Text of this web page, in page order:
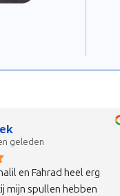
geleden
en Fahrad heel erg
mijn spullen hebben